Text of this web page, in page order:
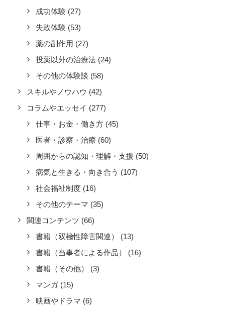
成功体験 (27)
失敗体験 (53)
薬の副作用 (27)
投薬以外の治療法 (24)
その他の体験談 (58)
スキルやノウハウ (42)
コラムやエッセイ (277)
仕事・お金・働き方 (45)
医者・診察・治療 (60)
周囲からの認知・理解・支援 (50)
病気と生きる・向き合う (107)
社会福祉制度 (16)
その他のテーマ (35)
関連コンテンツ (66)
書籍（双極性障害関連）
(13)
書籍（当事者による作品）
(16)
書籍（その他）
(3)
マンガ (15)
映画やドラマ (6)